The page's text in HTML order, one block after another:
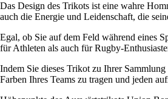
Das Design des Trikots ist eine wahre
auch die Energie und Leidenschaft, die
Egal, ob Sie auf dem Feld während eines
für Athleten als auch für Rugby-
Indem Sie dieses Trikot zu Ihrer
Farben Ihres Teams zu tragen und jeden